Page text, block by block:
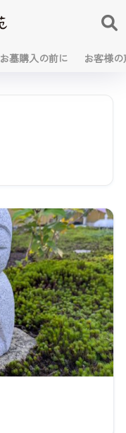
お墓購入の前に お客様の